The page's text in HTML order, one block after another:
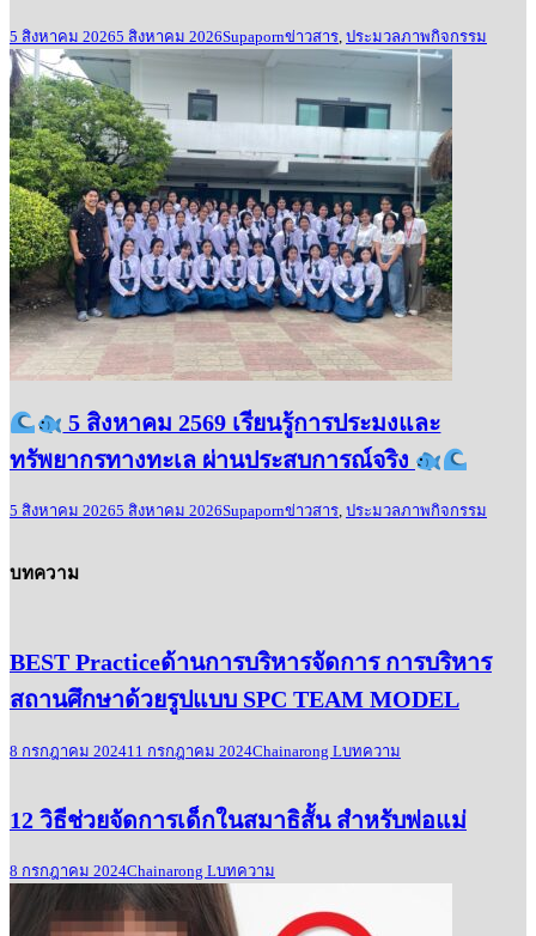
5 สิงหาคม 20265 สิงหาคม 2026Supapornข่าวสาร ประมวลภาพกิจกรรม
5 สิงหาคม 2569 เรียนรู้การประมงและ
ทรัพยากรทางทะเล ผ่านประสบการณ์จริง
5 สิงหาคม 20265 สิงหาคม 2026Supapornข่าวสาร, ประมวลภาพกิจกรรม
บทความ
BEST Practiceด้านการบริหารจัดการ การบริหาร
สถานศึกษาด้วยรูปแบบ SPC TEAM MODEL
8 กรกฎาคม 202411 กรกฎาคม 2024Chainarong Lบทความ
12 วิธีช่วยจัดการเด็กในสมาธิสั้น สำหรับพ่อแม่
8 กรกฎาคม 2024Chainarong Lบทความ